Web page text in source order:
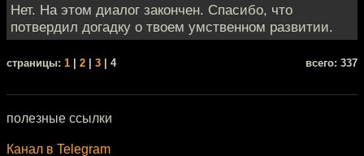
Нет. На этом диалог закончен. Спасибо, что
потвердил догадку о твоем умственном развитии.
cтраницы: 1 | 2 | 3 | 4 всего: 337
полезные ссылки
Канал в Telegram